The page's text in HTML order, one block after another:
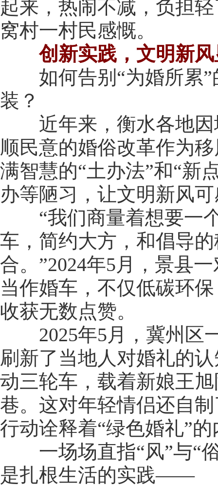
起来，热闹不减，负担
窝村一村民感慨。
创新实践，文明新
如何告别“为婚所累”
装？
近年来，衡水各地因
顺民意的婚俗改革作为
满智慧的“土办法”和“新
办等陋习，让文明新风
“我们商量着想要一个
车，简约大方，和倡导
合。”2024年5月，景县
当作婚车，不仅低碳环
收获无数点赞。
2025年5月，冀州区
刷新了当地人对婚礼的
动三轮车，载着新娘王
巷。这对年轻情侣还自
行动诠释着“绿色婚礼”
一场场直指“风”与“俗
是扎根生活的实践——